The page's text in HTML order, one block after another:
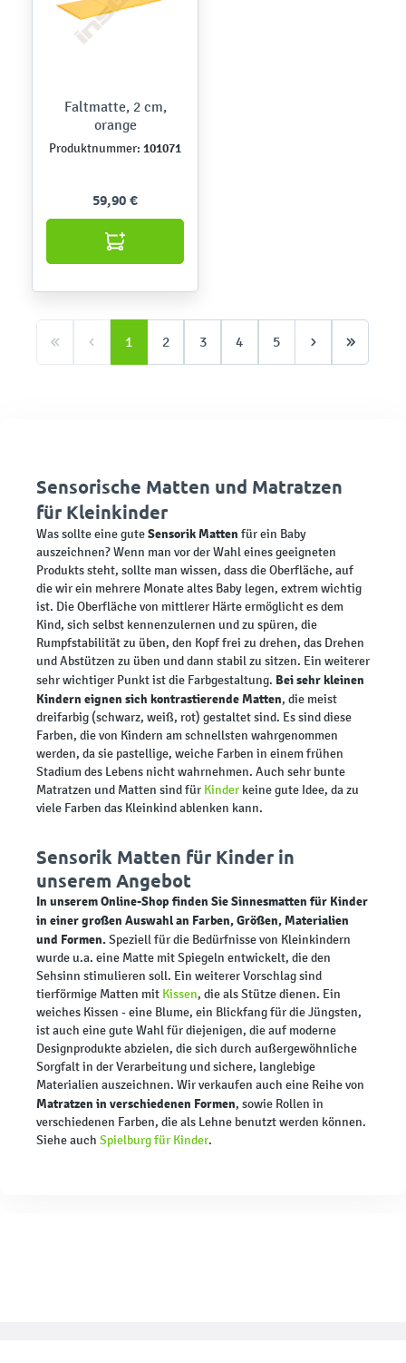
Faltmatte, 2 cm,
orange
Produktnummer: 101071
59,90 €
1 2 3 4 5
Sensorische Matten und Matratzen
für Kleinkinder
Was sollte eine guteSensorik Matten für ein Baby
auszeichnen? Wenn man vor der Wahl eines geeigneten
Produkts steht, sollte man wissen, dass die Oberfläche, auf
die wir ein mehrere Monate altes Baby legen, extrem wichtig
ist. Die Oberfläche von mittlerer Härte ermöglicht es dem
Kind, sich selbst kennenzulernen und zu spüren, die
Rumpfstabilität zu üben, den Kopf frei zu drehen, das Drehen
und Abstützen zu üben und dann stabil zu sitzen. Ein weiterer
sehr wichtiger Punkt ist die Farbgestaltung. Bei sehr kleinen
Kindern eignen sich kontrastierende Matten, die meist
dreifarbig (schwarz, weiß, rot) gestaltet sind. Es sind diese
Farben, die von Kindern am schnellsten wahrgenommen
werden, da sie pastellige, weiche Farben in einem frühen
Stadium des Lebens nicht wahrnehmen. Auch sehr bunte
Matratzen und Matten sind für Kinder keine gute Idee, da zu
viele Farben das Kleinkind ablenken kann.
Sensorik Matten für Kinder in
unserem Angebot
In unserem Online-Shop finden Sie Sinnesmatten für Kinder
in einer großen Auswahl an Farben, Größen, Materialien
und Formen.Speziell für die Bedürfnisse von Kleinkindern
wurde u.a. eine Matte mit Spiegeln entwickelt, die den
Sehsinn stimulieren soll. Ein weiterer Vorschlag sind
tierförmige Matten mit Kissen, die als Stütze dienen. Ein
weiches Kissen - eine Blume, ein Blickfang für die Jüngsten,
ist auch eine gute Wahl für diejenigen, die auf moderne
Designprodukte abzielen, die sich durch außergewöhnliche
Sorgfalt in der Verarbeitung und sichere, langlebige
Materialien auszeichnen. Wir verkaufen auch eine Reihe von
Matratzen in verschiedenen Formen, sowie Rollen in
verschiedenen Farben, die als Lehne benutzt werden können.
Siehe auch Spielburg für Kinder.